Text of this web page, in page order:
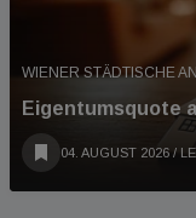
WIENER STÄDTISCHE
Eigentumsquote
04. AUGUST 2026 /